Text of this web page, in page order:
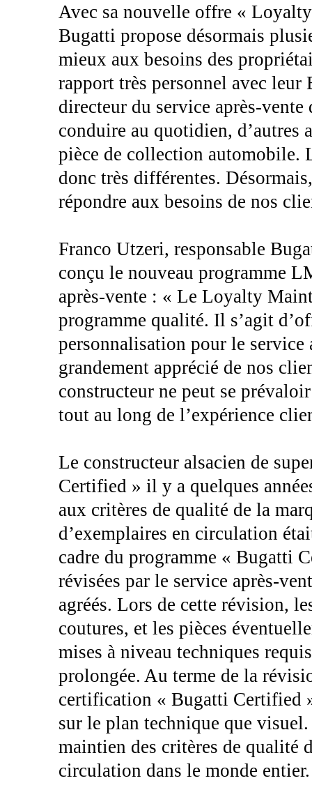
Avec sa nouvelle offre «
Bugatti propose désormais
mieux aux besoins des
rapport très personnel avec
directeur du service après-
conduire au quotidien,
pièce de collection automobile.
donc très différentes.
répondre aux besoins de nos
Franco Utzeri, responsable
conçu le nouveau programme
après-vente : « Le Loyalty
programme qualité. Il s’agit
personnalisation pour le service
grandement apprécié de nos
constructeur ne peut se
tout au long de l’expérience
Le constructeur alsacien de
Certified » il y a quelques
aux critères de qualité de la
d’exemplaires en circulation
cadre du programme « Bugatti
révisées par le service après-
agréés. Lors de cette révision,
coutures, et les pièces
mises à niveau techniques
prolongée. Au terme de la
certification « Bugatti Certified
sur le plan technique que
maintien des critères de qualité
circulation dans le monde entier.